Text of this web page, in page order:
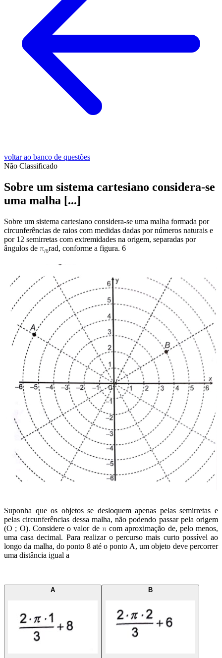
voltar ao banco de questões
Não Classificado
Sobre um sistema cartesiano considera-se
uma malha [...]
Sobre um sistema cartesiano considera-se uma malha formada por
circunferências de raios com medidas dadas por números naturais e
por 12 semirretas com extremidades na origem, separadas por
ângulos de π/6rad, conforme a figura. 6
Suponha que os objetos se desloquem apenas pelas semirretas e
pelas circunferências dessa malha, não podendo passar pela origem
(O ; O). Considere o valor de πcom aproximação de, pelo menos,
uma casa decimal. Para realizar o percurso mais curto possível ao
longo da malha, do ponto 8 até o ponto A, um objeto deve percorrer
uma distância igual a
A B